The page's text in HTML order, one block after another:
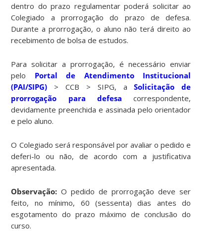
dentro do prazo regulamentar poderá solicitar ao
Colegiado a prorrogação do prazo de defesa.
Durante a prorrogação, o aluno não terá direito ao
recebimento de bolsa de estudos.
Para solicitar a prorrogação, é necessário enviar
pelo Portal de Atendimento Institucional
(PAI/SIPG) > CCB > SIPG, aSolicitação de
prorrogação para defesa correspondente,
devidamente preenchida e assinada pelo orientador
e pelo aluno.
O Colegiado será responsável por avaliar o pedido e
deferi-lo ou não, de acordo com a justificativa
apresentada.
Observação: O pedido de prorrogação deve ser
feito, no mínimo, 60 (sessenta) dias antes do
esgotamento do prazo máximo de conclusão do
curso.